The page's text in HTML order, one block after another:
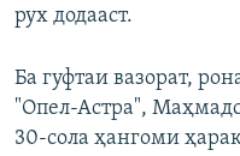
рух додааст.
Ба гуфтаи вазорат,
"Опел-Астра",
30-сола ҳангоми